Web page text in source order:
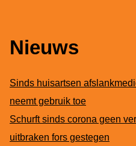
Nieuws
Sinds huisartsen
neemt gebruik toe
Schurft sinds corona geen
uitbraken fors gestegen